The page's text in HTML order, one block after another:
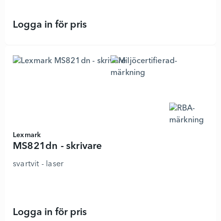
Logga in för prisMS632dwe - skrivare - 7998144 -
Lexmark
MS821dn - skrivare
svartvit - laser
Logga in för prisMS821dn - skrivare - 7158519 -